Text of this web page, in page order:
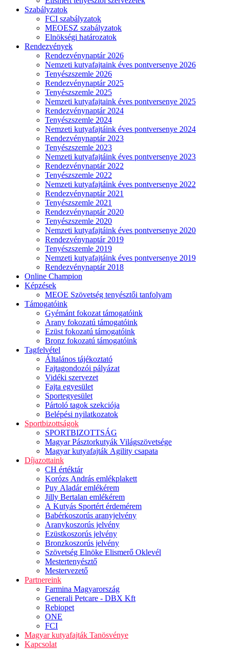
Szabályzatok
FCI szabályzatok
MEOESZ szabályzatok
Elnökségi határozatok
Rendezvények
Rendezvénynaptár 2026
Nemzeti kutyafajtaink éves pontversenye 2026
Tenyészszemle 2026
Rendezvénynaptár 2025
Tenyészszemle 2025
Nemzeti kutyafajtaink éves pontversenye 2025
Rendezvénynaptár 2024
Tenyészszemle 2024
Nemzeti kutyafajtáink éves pontversenye 2024
Rendezvénynaptár 2023
Tenyészszemle 2023
Nemzeti kutyafajtáink éves pontversenye 2023
Rendezvénynaptár 2022
Tenyészszemle 2022
Nemzeti kutyafajtáink éves pontversenye 2022
Rendezvénynaptár 2021
Tenyészszemle 2021
Rendezvénynaptár 2020
Tenyészszemle 2020
Nemzeti kutyafajtáink éves pontversenye 2020
Rendezvénynaptár 2019
Tenyészszemle 2019
Nemzeti kutyafajtáink éves pontversenye 2019
Rendezvénynaptár 2018
Online Champion
Képzések
MEOE Szövetség tenyésztői tanfolyam
Támogatóink
Gyémánt fokozat támogatóink
Arany fokozatú támogatóink
Ezüst fokozatú támogatóink
Bronz fokozatú támogatóink
Tagfelvétel
Általános tájékoztató
Fajtagondozói pályázat
Vidéki szervezet
Fajta egyesület
Sportegyesület
Pártoló tagok szekciója
Belépési nyilatkozatok
Sportbizottságok
SPORTBIZOTTSÁG
Magyar Pásztorkutyák Világszövetsége
Magyar kutyafajták Agility csapata
Díjazottaink
CH értéktár
Korózs András emlékplakett
Puy Aladár emlékérem
Jilly Bertalan emlékérem
A Kutyás Sportért érdemérem
Babérkoszorús aranyjelvény
Aranykoszorús jelvény
Ezüstkoszorús jelvény
Bronzkoszorús jelvény
Szövetség Elnöke Elismerő Oklevél
Mestertenyésztő
Mestervezető
Partnereink
Farmina Magyarország
Generali Petcare - DBX Kft
Rebiopet
ONE
FCI
Magyar kutyafajták Tanösvénye
Kapcsolat